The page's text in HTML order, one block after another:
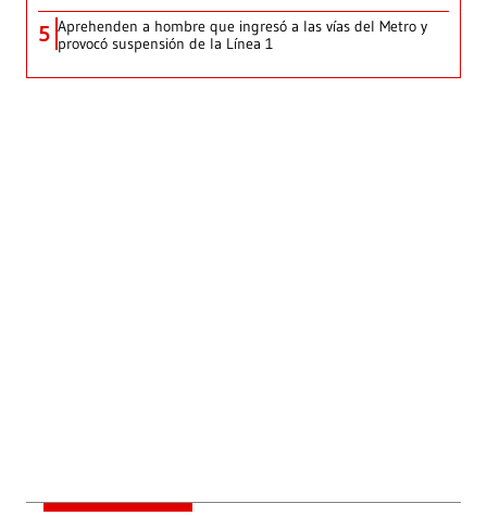
5 Aprehenden a hombre que ingresó a las vías del Metro y
provocó suspensión de la Línea 1